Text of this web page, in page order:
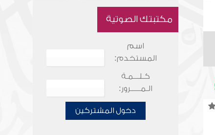
مكتبتك الصوتية
اسم
المستخدم:
كـلـــمـة
الـمـــــرور:
دخول المشتركين